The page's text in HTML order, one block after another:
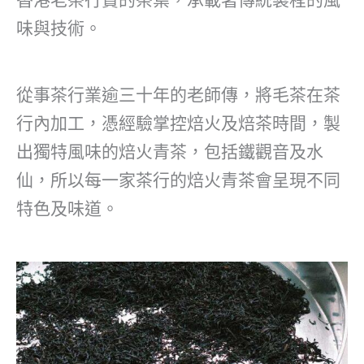
味與技術。
從事茶行業逾三十年的老師傳，將毛茶在茶
行內加工，憑經驗掌控焙火及焙茶時間，製
出獨特風味的焙火青茶，包括鐵觀音及水
仙，所以每一家茶行的焙火青茶會呈現不同
特色及味道。